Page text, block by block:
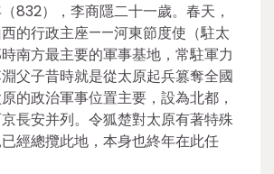
832），李商隱二十一歲。春天，
的行政主座——河東節度使（駐太
南方最主要的軍事基地，常駐軍力
父子昔時就是從太原起兵篡奪全國
的政治軍事位置主要，設為北都，
長安并列。令狐楚對太原有著特殊
經總攬此地，本身也終年在此任